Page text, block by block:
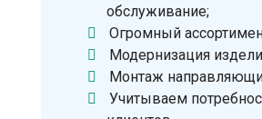
обслуживание;
Огромный
Модернизация
Монтаж
Учитываем